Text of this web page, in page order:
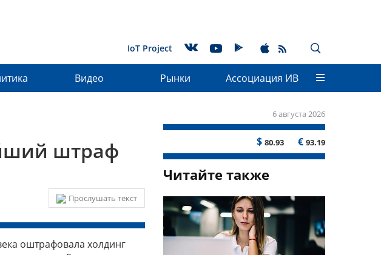
IoT Project
Видео Рынки Ассоциация ИВ
6 августа 2026
$ 80.93 € 93.19
штраф
Прослушать текст
оштрафовала холдинг
Читайте также